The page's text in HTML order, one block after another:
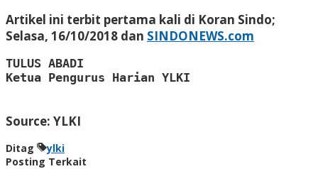
Artikel ini terbit pertama kali di Koran Sindo;
Selasa, 16/10/2018 dan SINDONEWS.com
TULUS ABADI
Ketua Pengurus Harian YLKI
Source: YLKI
Ditag
ylki
Posting Terkait